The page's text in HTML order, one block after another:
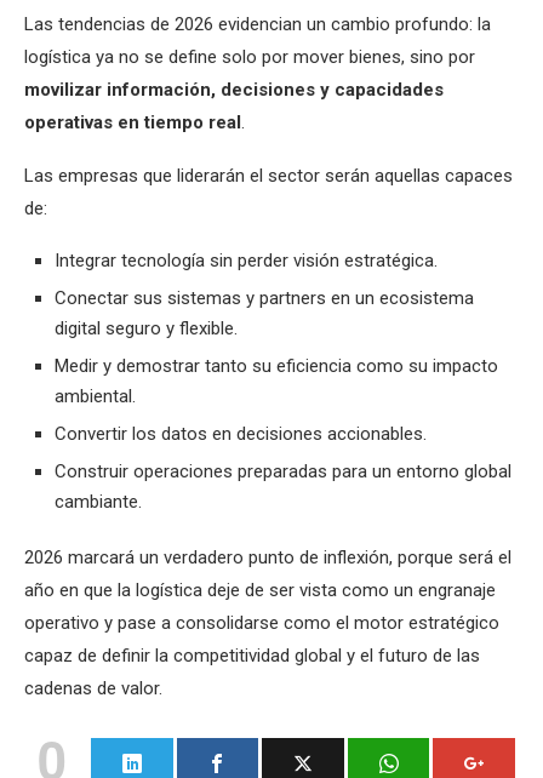
Las tendencias de 2026 evidencian un cambio profundo: la
logística ya no se define solo por mover bienes, sino por
movilizar información, decisiones y capacidades
operativas en tiempo real.
Las empresas que liderarán el sector serán aquellas capaces
de:
Integrar tecnología sin perder visión estratégica.
Conectar sus sistemas y partners en un ecosistema
digital seguro y flexible.
Medir y demostrar tanto su eficiencia como su impacto
ambiental.
Convertir los datos en decisiones accionables.
Construir operaciones preparadas para un entorno global
cambiante.
2026 marcará un verdadero punto de inflexión, porque será el
año en que la logística deje de ser vista como un engranaje
operativo y pase a consolidarse como el motor estratégico
capaz de definir la competitividad global y el futuro de las
cadenas de valor.
0